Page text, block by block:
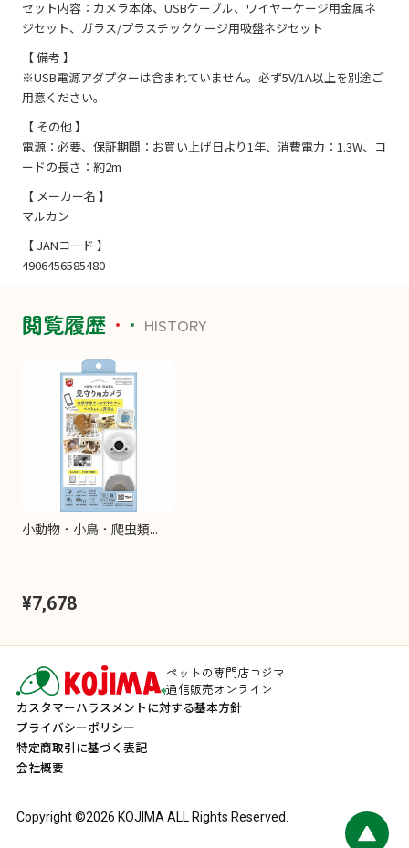
セット内容：カメラ本体、USBケーブル、ワイヤーケージ用金属ネ
ジセット、ガラス/プラスチックケージ用吸盤ネジセット
【 備考 】
※USB電源アダプターは含まれていません。必ず5V/1A以上を別途ご
用意ください。
【 その他 】
電源：必要、保証期間：お買い上げ日より1年、消費電力：1.3W、コ
ードの長さ：約2m
【 メーカー名 】
マルカン
【 JANコード 】
4906456585480
閲覧履歴 HISTORY
小動物・小鳥・爬虫類...
¥7,678
ペットの専門店コジマ
通信販売オンライン
カスタマーハラスメントに対する基本方針
プライバシーポリシー
特定商取引に基づく表記
会社概要
Copyright ©2026 KOJIMA ALL Rights Reserved.